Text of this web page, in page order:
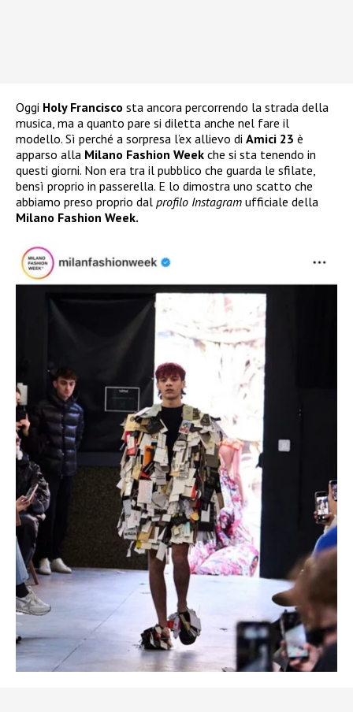
Oggi Holy Francisco sta ancora percorrendo la strada della
musica, ma a quanto pare si diletta anche nel fare il
modello. Sì perché a sorpresa l’ex allievo di Amici 23 è
apparso alla Milano Fashion Week che si sta tenendo in
questi giorni. Non era tra il pubblico che guarda le sfilate,
bensì proprio in passerella. E lo dimostra uno scatto che
abbiamo preso proprio dal profilo Instagram ufficiale della
Milano Fashion Week.